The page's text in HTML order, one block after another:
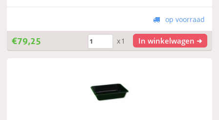
op voorraad
€79,25 x1 In winkelwagen